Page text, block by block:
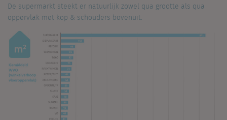
De supermarkt steekt er natuurlijk zowel qua grootte als qua
oppervlak met kop & schouders bovenuit.